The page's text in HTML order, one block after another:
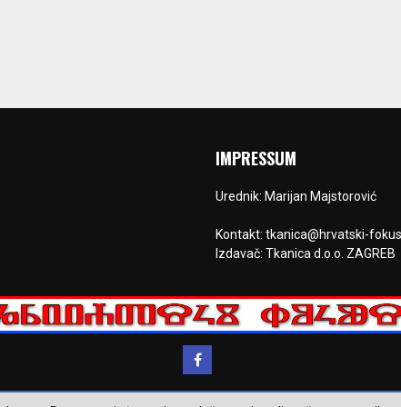
IMPRESSUM
Urednik: Marijan Majstorović
Kontakt: tkanica@hrvatski-
Izdavač: Tkanica d.o.o. ZAGREB